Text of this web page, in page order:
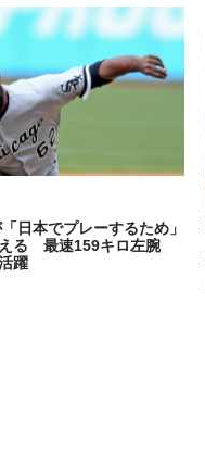
日本でプレーするため」
える 最速159キロ左腕
躍